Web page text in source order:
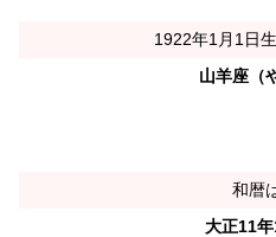
1922年1月1日
山羊座（
和暦
大正11年